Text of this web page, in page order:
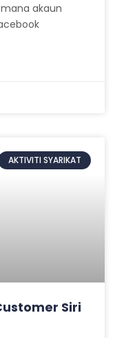
akaun
AKTIVITI SYARIKAT
Siri